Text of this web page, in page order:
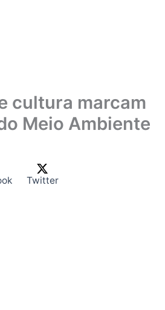
cultura marcam
Meio Ambiente
Twitter